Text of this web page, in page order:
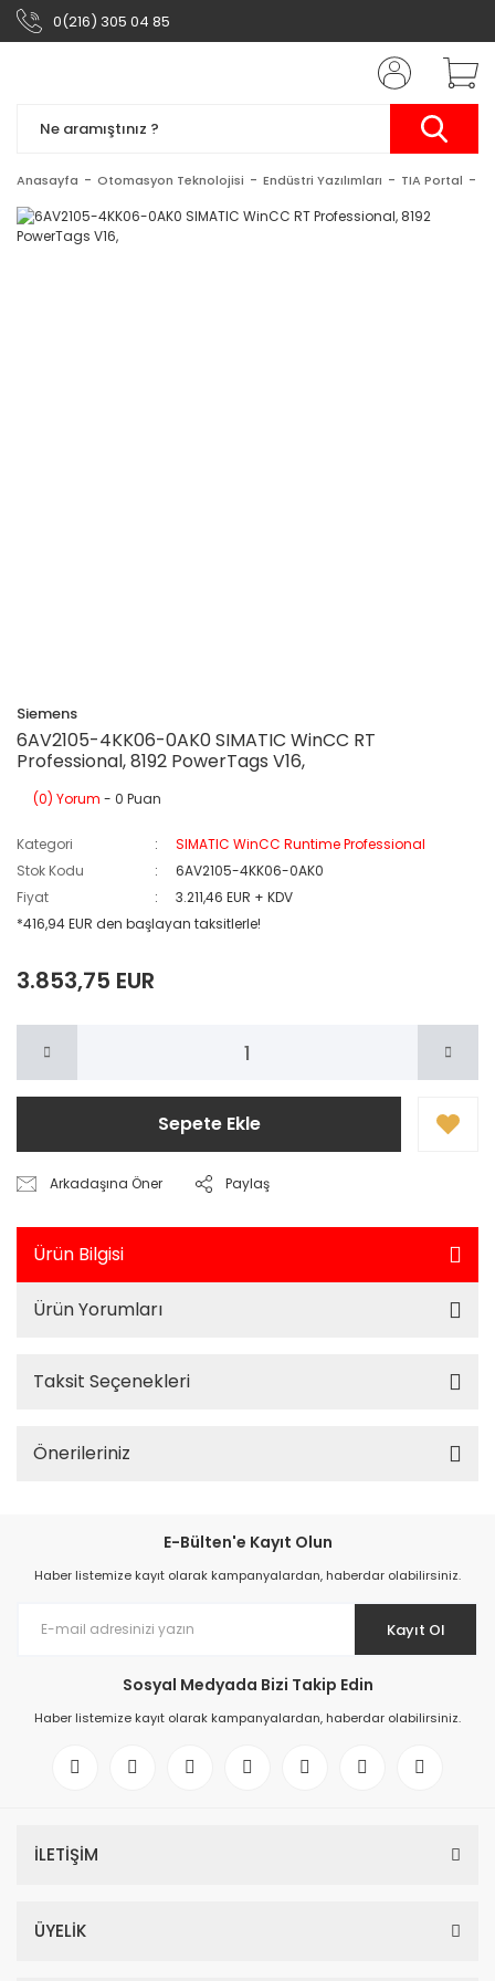
0(216) 305 04 85
Anasayfa Otomasyon Teknolojisi Endüstri Yazılımları TIA Portal
Siemens
6AV2105-4KK06-0AK0 SIMATIC WinCC RT
Professional, 8192 PowerTags V16,
(0) Yorum - 0 Puan
Kategori
SIMATIC WinCC Runtime Professional
Stok Kodu
6AV2105-4KK06-0AK0
Fiyat
3.211,46 EUR + KDV
*416,94 EUR den başlayan taksitlerle!
3.853,75 EUR
Sepete Ekle
Arkadaşına Öner Paylaş
Ürün Bilgisi
Ürün Yorumları
Taksit Seçenekleri
Önerileriniz
E-Bülten'e Kayıt Olun
Haber listemize kayıt olarak kampanyalardan, haberdar olabilirsiniz.
Kayıt Ol
Sosyal Medyada Bizi Takip Edin
Haber listemize kayıt olarak kampanyalardan, haberdar olabilirsiniz.
İLETİŞİM
ÜYELİK